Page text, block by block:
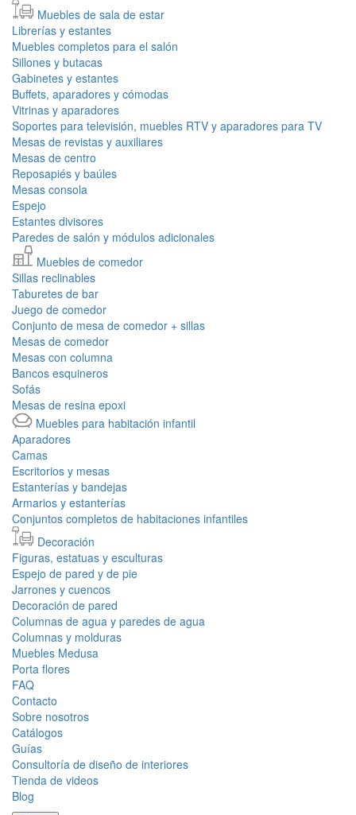
Muebles de sala de estar
Librerías y estantes
Muebles completos para el salón
Sillones y butacas
Gabinetes y estantes
Buffets, aparadores y cómodas
Vitrinas y aparadores
Soportes para televisión, muebles RTV y aparadores para TV
Mesas de revistas y auxiliares
Mesas de centro
Reposapiés y baúles
Mesas consola
Espejo
Estantes divisores
Paredes de salón y módulos adicionales
Muebles de comedor
Sillas reclinables
Taburetes de bar
Juego de comedor
Conjunto de mesa de comedor + sillas
Mesas de comedor
Mesas con columna
Bancos esquineros
Sofás
Mesas de resina epoxi
Muebles para habitación infantil
Aparadores
Camas
Escritorios y mesas
Estanterías y bandejas
Armarios y estanterías
Conjuntos completos de habitaciones infantiles
Decoración
Figuras, estatuas y esculturas
Espejo de pared y de pie
Jarrones y cuencos
Decoración de pared
Columnas de agua y paredes de agua
Columnas y molduras
Muebles Medusa
Porta flores
FAQ
Contacto
Sobre nosotros
Catálogos
Guías
Consultoría de diseño de interiores
Tienda de videos
Blog